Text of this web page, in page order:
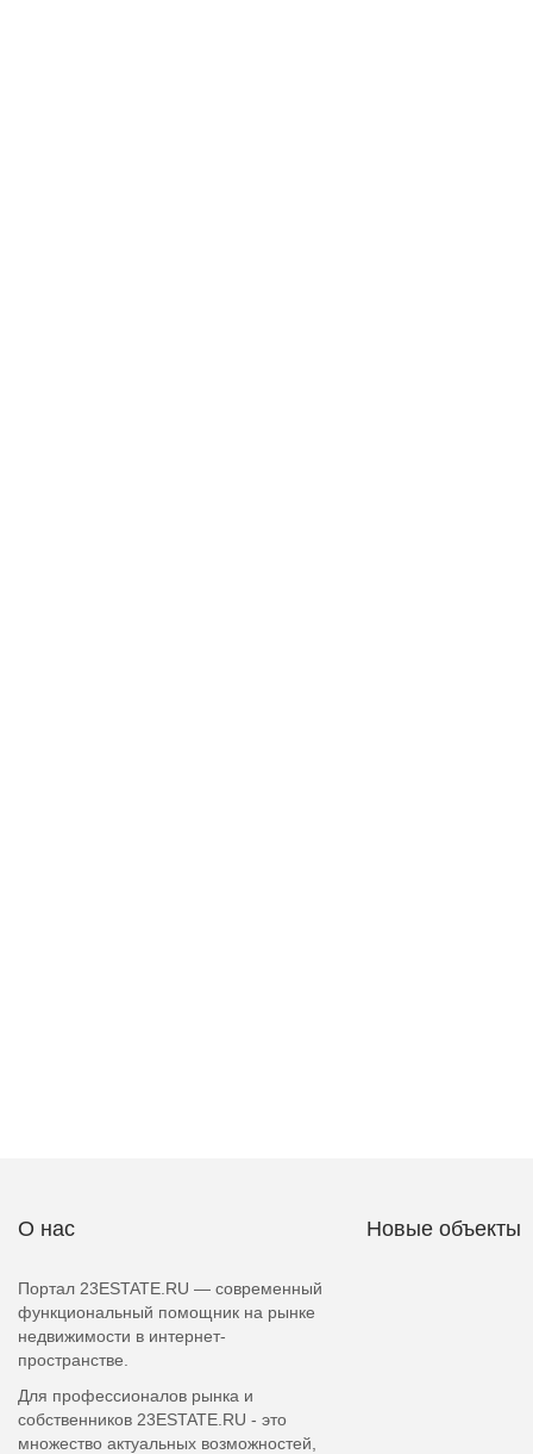
О нас
Портал 23ESTATE.RU — современный
функциональный помощник на рынке
недвижимости в интернет-
пространстве.
Для профессионалов рынка и
собственников 23ESTATE.RU - это
множество актуальных возможностей,
Новые объекты